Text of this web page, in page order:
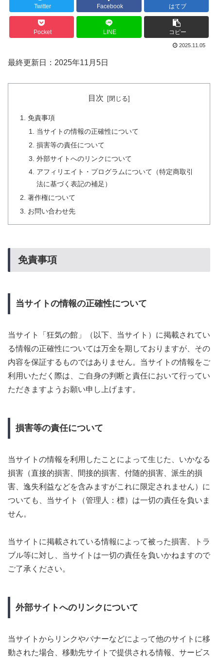
Twitter Facebook はてブ
Pocket LINE コピー
2025.11.05
最終更新日：2025年11月5日
目次
免責事項
当サイトの情報の正確性について
損害等の責任について
外部サイトへのリンクについて
アフィリエイト・プログラムについて（特定商取引
法に基づく表記の補足）
著作権について
お問い合わせ先
免責事項
当サイトの情報の正確性について
当サイト「狂気の館」（以下、当サイト）に掲載されてい
る情報の正確性については万全を期しておりますが、その
内容を保証するものではありません。当サイトの情報をご
利用いただく際は、ご自身の判断と責任において行ってい
ただきますようお願い申し上げます。
損害等の責任について
当サイトの情報を利用したことによって生じた、いかなる
損害（直接的損害、間接的損害、付随的損害、派生的損
害、逸失利益などを含みますがこれに限定されません）に
ついても、当サイト（管理人：標）は一切の責任を負いま
せん。
当サイトに掲載されている情報によって被った損害、トラ
ブル等に対し、当サイトは一切の責任を負いかねますので
ご了承ください。
外部サイトへのリンクについて
当サイトからリンクやバナーなどによって他のサイトに移
動された場合、移動先サイトで提供される情報、サービス